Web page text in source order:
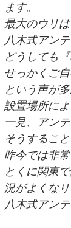
ます。
最大のウリ
八木式アン
どうしても
せっかくご
という声が
設置場所に
一見、アン
そうするこ
昨今では非
とくに関東
況がよくなり
八木式アン